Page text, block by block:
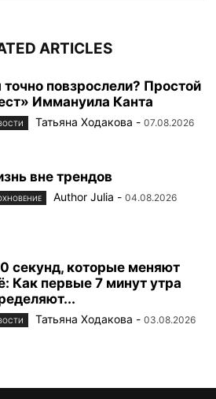
ARTICLES
повзрослели? Простой
Иммануила Канта
Татьяна Ходакова - 07.08.2026
вне трендов
Author Julia - 04.08.2026
секунд, которые меняют
Как первые 7 минут утра
Татьяна Ходакова - 03.08.2026